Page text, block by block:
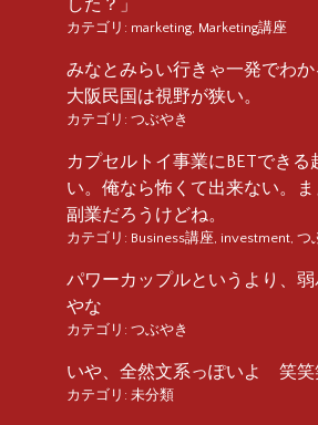
した？」
カテゴリ: marketing, Marketing講座
みなとみらい行きゃ一発でわ
大阪民国は視野が狭い。
カテゴリ: つぶやき
カプセルトイ事業にBETでき
い。俺なら怖くて出来ない。
副業だろうけどね。
カテゴリ: Business講座, investment, つ
パワーカップルというより、
やな
カテゴリ: つぶやき
いや、全然文系っぽいよ 笑笑
カテゴリ: 未分類